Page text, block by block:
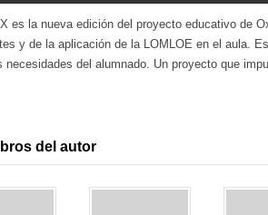
es la nueva edición del proyecto educativo de
y de la aplicación de la LOMLOE en el aula.
necesidades del alumnado. Un proyecto que
del autor